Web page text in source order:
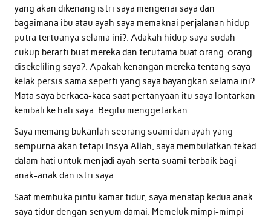
yang akan dikenang istri saya mengenai saya dan
bagaimana ibu atau ayah saya memaknai perjalanan hidup
putra tertuanya selama ini?. Adakah hidup saya sudah
cukup berarti buat mereka dan terutama buat orang-orang
disekeliling saya?. Apakah kenangan mereka tentang saya
kelak persis sama seperti yang saya bayangkan selama ini?.
Mata saya berkaca-kaca saat pertanyaan itu saya lontarkan
kembali ke hati saya. Begitu menggetarkan.
Saya memang bukanlah seorang suami dan ayah yang
sempurna akan tetapi Insya Allah, saya membulatkan tekad
dalam hati untuk menjadi ayah serta suami terbaik bagi
anak-anak dan istri saya.
Saat membuka pintu kamar tidur, saya menatap kedua anak
saya tidur dengan senyum damai. Memeluk mimpi-mimpi